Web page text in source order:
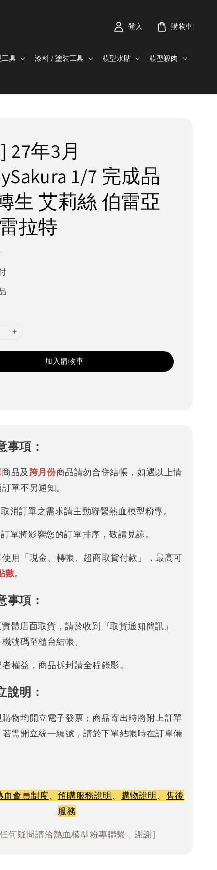
工具 漆料 / 塗裝工具 模型水貼 模型殺肉
登入 購物車
27年3月
1/7 完成品
生 艾莉絲 伯雷亞
拉特
加入購物車
事項：
商品及 跨月份商品請勿合併結帳，如遇以上情
單不另通知。
消訂單之需求請主動聯繫熱血模型粉專。
單將影響您的訂單排序，敬請見諒。
用「現金、轉帳、超商取貨付款」，最高可
數。
事項：
體店面取貨，請於收到『取貨通知簡訊』
號碼至櫃台結帳。
權益，商品拆封請全程錄影。
說明：
物均開立電子發票；商品寄出時將附上訂單
需開立統一編號，請於下單結帳時在訂單備
血會員制度、預購服務說明、 購物說明、 售後
服務
何疑問請洽熱血模型粉專聯繫，謝謝]